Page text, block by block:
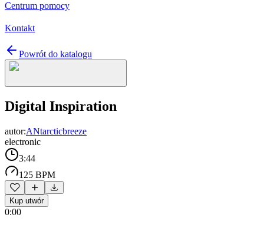
Centrum pomocy
Kontakt
Powrót do katalogu
Digital Inspiration
autor:ANtarcticbreeze
electronic
3:44
125 BPM
Kup utwór
0:00